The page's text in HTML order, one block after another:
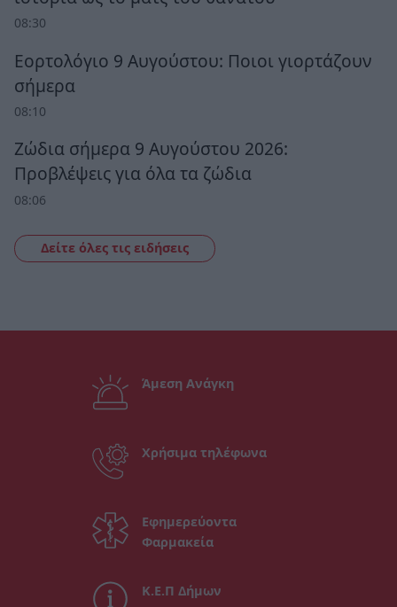
08:30
Εορτολόγιο 9 Αυγούστου: Ποιοι γιορτάζουν
σήμερα
08:10
Ζώδια σήμερα 9 Αυγούστου 2026:
Προβλέψεις για όλα τα ζώδια
08:06
Δείτε όλες τις ειδήσεις
Άμεση Ανάγκη
Χρήσιμα τηλέφωνα
Εφημερεύοντα
Φαρμακεία
Κ.Ε.Π Δήμων